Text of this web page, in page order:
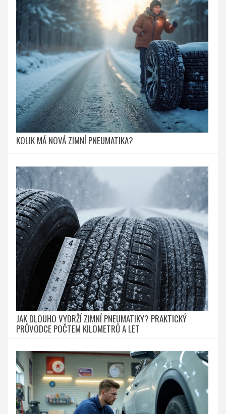
KOLIK MÁ NOVÁ ZIMNÍ PNEUMATIKA?
JAK DLOUHO VYDRŽÍ ZIMNÍ PNEUMATIKY? PRAKTICKÝ
PRŮVODCE POČTEM KILOMETRŮ A LET